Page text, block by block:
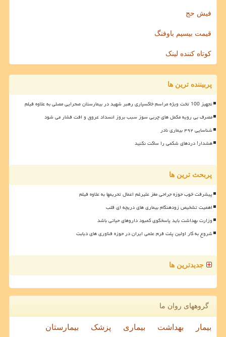
فیش حج
قیمت بیسیم باوفنگ
کوتاه کننده لینک
پربیننده ترین ها
تجهیز 100 تخت ویژه مراسم خاکسپاری رهبر شهید در بیمارستان صحرایی مصلی به علاوه فیلم
مصرف بی رویه مکمل های چربی سوز سبب بروز انسداد عروق و افت فشار می شود
شناسایی ۴۹۲ بیماری نادر
هشدار! دردهای شکمی را ساکت نکنید
پربحث ترین ها
پیشرفت خوب حوزه جراحی مغز علیرغم اعمال تحریمها به علاوه فیلم
اهمیت تشخیص زودهنگام بیماری های دریچه ای قلب
وزارت بهداشت باید پاسخگوی کمبود داروهای حیاتی باشد
شروع به کار اولین پلت فرم علمی ایران در حوزه فناوری های دیابت
جدیدترین ها
گروههای روان ما
بیمار بهداشت بیماری پزشک بیمارستان